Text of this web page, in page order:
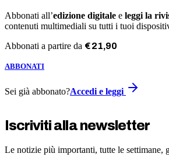
Abbonati all’edizione digitale e leggi la
contenuti multimediali su tutti i tuoi
Abbonati a partire da €21,90
ABBONATI
Sei già abbonato?Accedi e leggi
Iscriviti alla newsletter
Le notizie più importanti, tutte le settimane,